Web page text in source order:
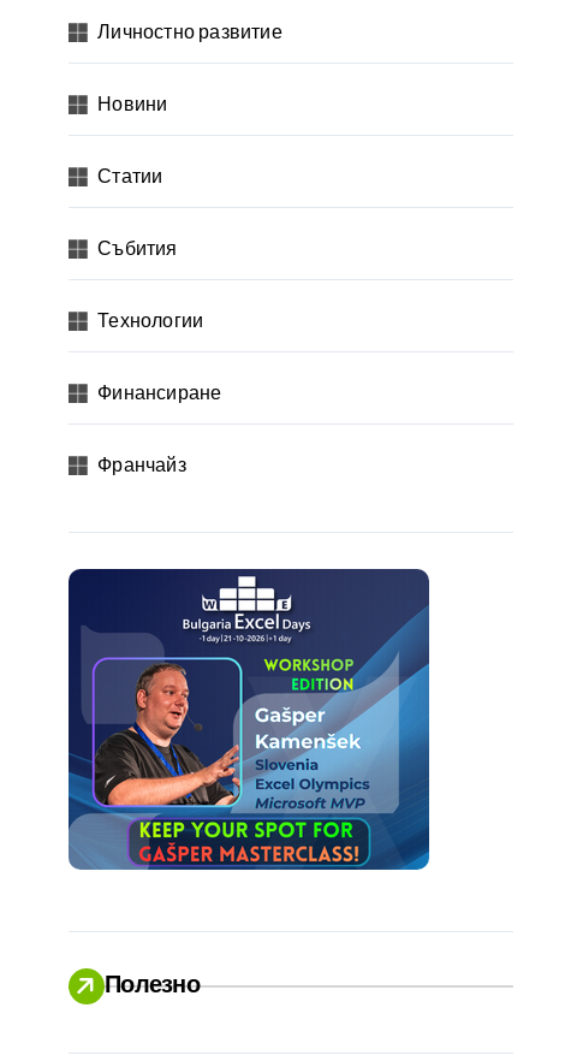
Личностно развитие
Новини
Статии
Събития
Технологии
Финансиране
Франчайз
Полезно